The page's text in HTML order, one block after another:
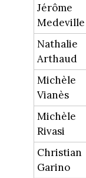
Jérôme
Medeville
Nathalie
Arthaud
Michèle
Vianès
Michèle
Rivasi
Christian
Garino